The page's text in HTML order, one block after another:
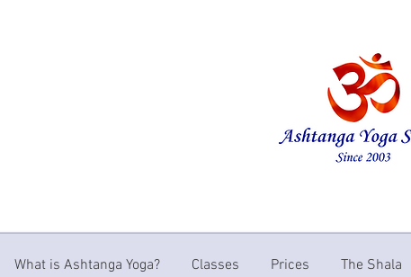
What is Ashtanga Yoga? Classes Prices The Shala